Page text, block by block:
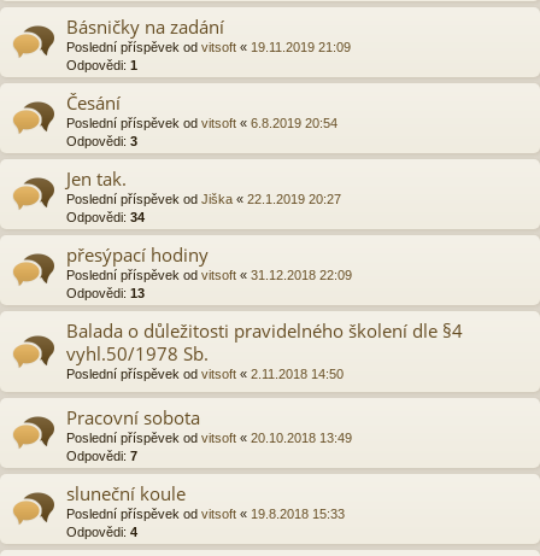
Básničky na zadání
Poslední příspěvek od vitsoft « 19.11.2019 21:09
Odpovědi: 1
Česání
Poslední příspěvek od vitsoft « 6.8.2019 20:54
Odpovědi: 3
Jen tak.
Poslední příspěvek od Jiška « 22.1.2019 20:27
Odpovědi: 34
přesýpací hodiny
Poslední příspěvek od vitsoft « 31.12.2018 22:09
Odpovědi: 13
Balada o důležitosti pravidelného školení dle §4
vyhl.50/1978 Sb.
Poslední příspěvek od vitsoft « 2.11.2018 14:50
Pracovní sobota
Poslední příspěvek od vitsoft « 20.10.2018 13:49
Odpovědi: 7
sluneční koule
Poslední příspěvek od vitsoft « 19.8.2018 15:33
Odpovědi: 4